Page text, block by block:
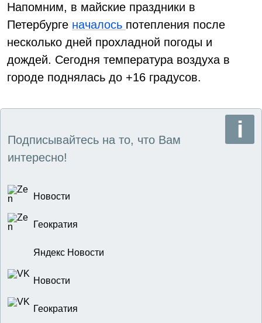
Напомним, в майские праздники в
Петербурге началось потепления после
несколько дней прохладной погоды и
дождей. Сегодня температура воздуха в
городе поднялась до +16 градусов.
Подписывайтесь на то, что Вам
интересно!
Новости
Геократия
Яндекс Новости
Новости
Геократия